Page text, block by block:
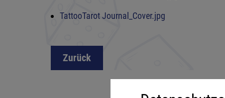
TattooTarot Journal_Cover.jpg
Zurück